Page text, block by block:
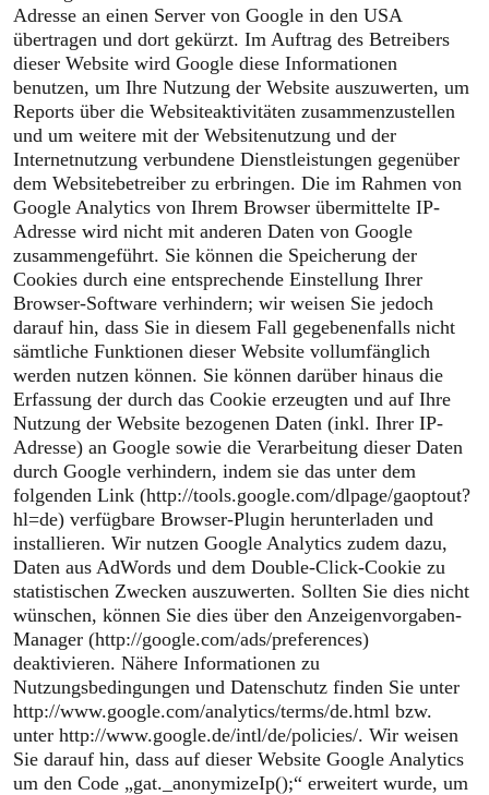
Adresse an einen Server von Google in den USA
übertragen und dort gekürzt. Im Auftrag des Betreibers
dieser Website wird Google diese Informationen
benutzen, um Ihre Nutzung der Website auszuwerten, um
Reports über die Websiteaktivitäten zusammenzustellen
und um weitere mit der Websitenutzung und der
Internetnutzung verbundene Dienstleistungen gegenüber
dem Websitebetreiber zu erbringen. Die im Rahmen von
Google Analytics von Ihrem Browser übermittelte IP-
Adresse wird nicht mit anderen Daten von Google
zusammengeführt. Sie können die Speicherung der
Cookies durch eine entsprechende Einstellung Ihrer
Browser-Software verhindern; wir weisen Sie jedoch
darauf hin, dass Sie in diesem Fall gegebenenfalls nicht
sämtliche Funktionen dieser Website vollumfänglich
werden nutzen können. Sie können darüber hinaus die
Erfassung der durch das Cookie erzeugten und auf Ihre
Nutzung der Website bezogenen Daten (inkl. Ihrer IP-
Adresse) an Google sowie die Verarbeitung dieser Daten
durch Google verhindern, indem sie das unter dem
folgenden Link (http://tools.google.com/dlpage/gaoptout?
hl=de) verfügbare Browser-Plugin herunterladen und
installieren. Wir nutzen Google Analytics zudem dazu,
Daten aus AdWords und dem Double-Click-Cookie zu
statistischen Zwecken auszuwerten. Sollten Sie dies nicht
wünschen, können Sie dies über den Anzeigenvorgaben-
Manager (http://google.com/ads/preferences)
deaktivieren. Nähere Informationen zu
Nutzungsbedingungen und Datenschutz finden Sie unter
http://www.google.com/analytics/terms/de.html bzw.
unter http://www.google.de/intl/de/policies/. Wir weisen
Sie darauf hin, dass auf dieser Website Google Analytics
um den Code „gat._anonymizeIp();“ erweitert wurde, um